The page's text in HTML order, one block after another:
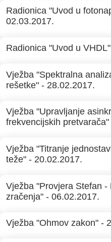
Radionica "Uvod u
02.03.2017.
Radionica "Uvod u
Vježba "Spektralna
rešetke" - 28.02.2017.
Vježba "Upravljanje
frekvencijskih
Vježba "Titranje
teže" - 20.02.2017.
Vježba "Provjera Stefan
zračenja" - 06.02.2017.
Vježba "Ohmov zakon" -